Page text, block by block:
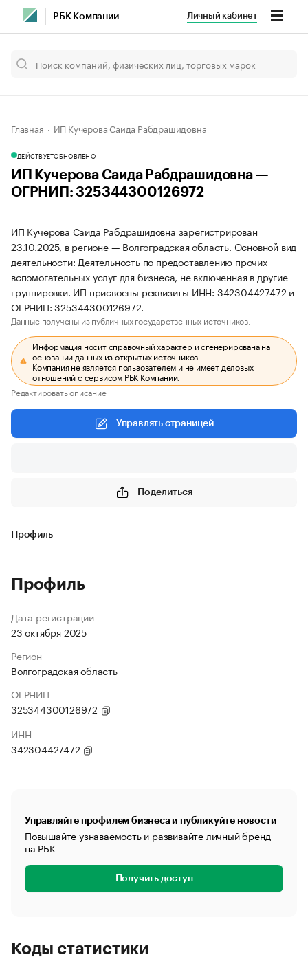
РБК Компании Личный кабинет
Главная ИП Кучерова Саида Рабдрашидовна
ДЕЙСТВУЕТОБНОВЛЕНО
ИП Кучерова Саида Рабдрашидовна —
ОГРНИП: 325344300126972
ИП Кучерова Саида Рабдрашидовна зарегистрирован
23.10.2025, в регионе — Волгоградская область. Основной вид
деятельности: Деятельность по предоставлению прочих
вспомогательных услуг для бизнеса, не включенная в другие
группировки. ИП присвоены реквизиты ИНН: 342304427472 и
ОГРНИП: 325344300126972.
Данные получены из публичных государственных источников.
Информация носит справочный характер и сгенерирована на
основании данных из открытых источников.
Компания не является пользователем и не имеет деловых
отношений с сервисом РБК Компании.
Редактировать описание
Управлять страницей
Поделиться
Профиль
Профиль
Дата регистрации
23 октября 2025
Регион
Волгоградская область
ОГРНИП
325344300126972
ИНН
342304427472
Управляйте профилем бизнеса и публикуйте новости
Повышайте узнаваемость и развивайте личный бренд
на РБК
Получить доступ
Коды статистики